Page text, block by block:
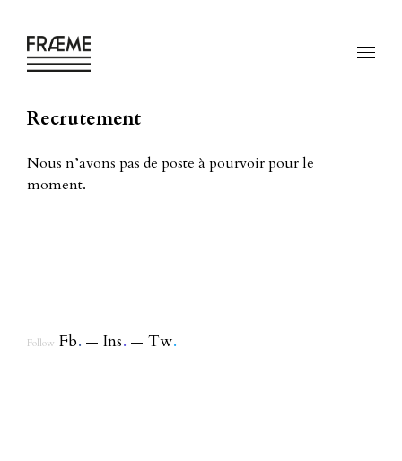
Recrutement
Nous n’avons pas de poste à pourvoir pour le
moment.
Follow Fb. Ins. Tw.